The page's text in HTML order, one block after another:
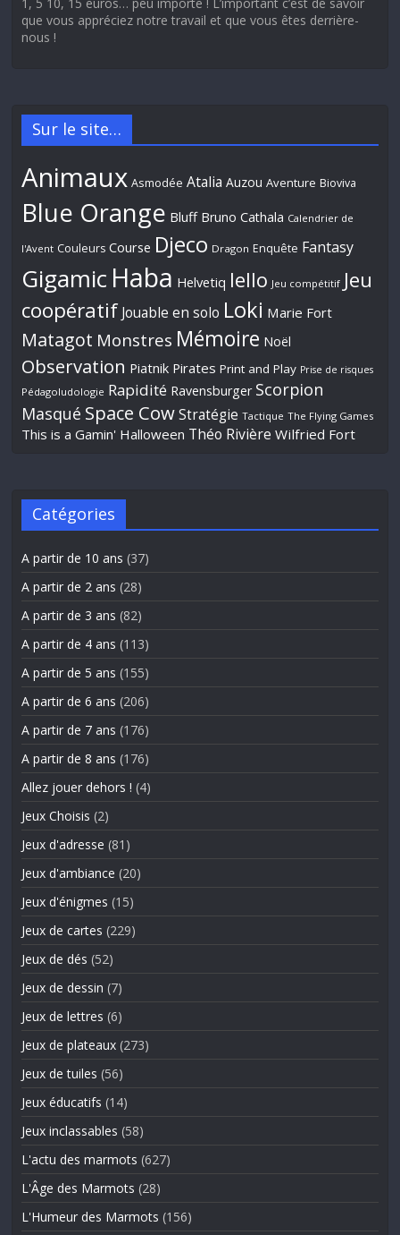
1, 5 10, 15 euros… peu importe ! L’important c’est de savoir
que vous appréciez notre travail et que vous êtes derrière-
nous !
Sur le site…
Animaux Asmodée Atalia Auzou Aventure Bioviva
Blue Orange Bluff Bruno Cathala Calendrier de
l'Avent Couleurs Course Djeco Dragon Enquête Fantasy
Gigamic Haba Helvetiq Iello Jeu compétitif Jeu
coopératif Jouable en solo Loki Marie Fort
Matagot Monstres Mémoire Noël
Observation Piatnik Pirates Print and Play Prise de risques
Pédagoludologie Rapidité Ravensburger Scorpion
Masqué Space Cow Stratégie Tactique The Flying Games
This is a Gamin' Halloween Théo Rivière Wilfried Fort
Catégories
A partir de 10 ans (37)
A partir de 2 ans (28)
A partir de 3 ans (82)
A partir de 4 ans (113)
A partir de 5 ans (155)
A partir de 6 ans (206)
A partir de 7 ans (176)
A partir de 8 ans (176)
Allez jouer dehors ! (4)
Jeux Choisis (2)
Jeux d'adresse (81)
Jeux d'ambiance (20)
Jeux d'énigmes (15)
Jeux de cartes (229)
Jeux de dés (52)
Jeux de dessin (7)
Jeux de lettres (6)
Jeux de plateaux (273)
Jeux de tuiles (56)
Jeux éducatifs (14)
Jeux inclassables (58)
L'actu des marmots (627)
L'Âge des Marmots (28)
L'Humeur des Marmots (156)